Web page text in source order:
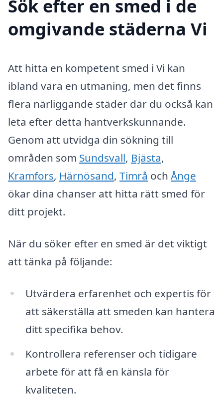
Sök efter en smed i de
omgivande städerna Vi
Att hitta en kompetent smed i Vi kan
ibland vara en utmaning, men det finns
flera närliggande städer där du också kan
leta efter detta hantverkskunnande.
Genom att utvidga din sökning till
områden som Sundsvall, Bjästa,
Kramfors, Härnösand, Timrå och Ånge
ökar dina chanser att hitta rätt smed för
ditt projekt.
När du söker efter en smed är det viktigt
att tänka på följande:
Utvärdera erfarenhet och expertis för
att säkerställa att smeden kan hantera
ditt specifika behov.
Kontrollera referenser och tidigare
arbete för att få en känsla för
kvaliteten.